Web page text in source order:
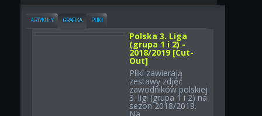
ARTYKUŁY GRAFIKA PLIKI
Polska 3. Liga
(grupa 1 i 2) -
2018/2019 [Cut-
Out]
Pliki zawierają
zestawy zdjęć
zawodników polskiej
3. ligi (grupa 1 i 2) na
sezon 2018/2019.